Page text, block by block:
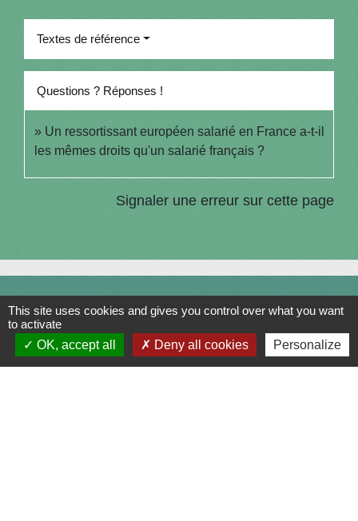
Textes de référence
Questions ? Réponses !
Un ressortissant européen salarié en France a-t-il
les mêmes droits qu'un salarié français ?
Signaler une erreur sur cette page
Contacts
Commune de Saint-Julien-sur-Bibost
1, Place de la Mairie
69690 Saint-Julien-sur-Bibost - FRANCE
This site uses cookies and gives you control over what you want
to activate
OK, accept all
Deny all cookies Personalize